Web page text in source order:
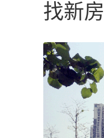
找新房